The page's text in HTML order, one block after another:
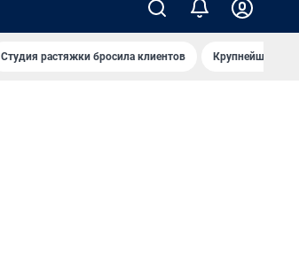
Студия растяжки бросила клиентов Крупнейшие